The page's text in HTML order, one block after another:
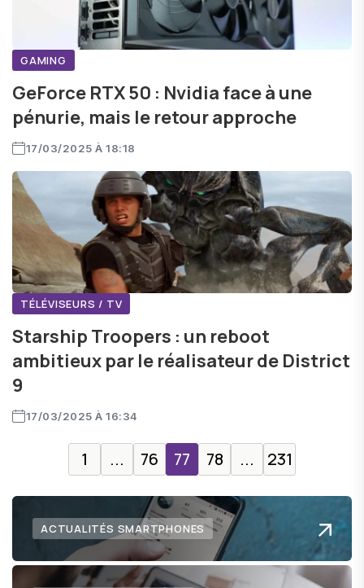
GAMING
GeForce RTX 50 : Nvidia face à une
pénurie, mais le retour approche
17/03/2025 À 18:18
TÉLÉVISEURS / TV
Starship Troopers : un reboot
ambitieux par le réalisateur de District
9
17/03/2025 À 16:34
1 ... 76 77 78 ... 231
ACTUALITÉS SMARTPHONES